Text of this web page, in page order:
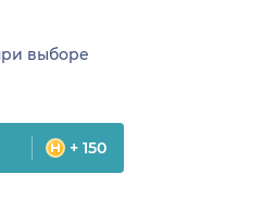
выборе
+ 150